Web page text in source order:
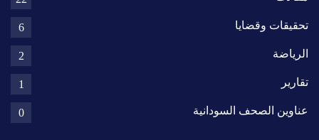
تحقيقات وقضايا 6
الرياضة 2
تقارير 1
عناوين الصحف السودانية 0